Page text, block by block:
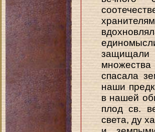
спасала
наши
в нашей
плод св.
света, ду